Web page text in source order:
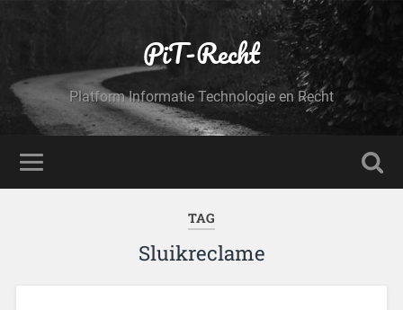
PiT-Recht
Platform Informatie Technologie en Recht
TAG
Sluikreclame